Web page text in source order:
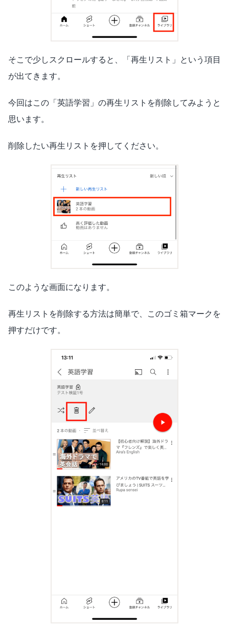
そこで少しスクロールすると、「再生リスト」という項目
が出てきます。
今回はこの「英語学習」の再生リストを削除してみようと
思います。
削除したい再生リストを押してください。
このような画面になります。
再生リストを削除する方法は簡単で、このゴミ箱マークを
押すだけです。